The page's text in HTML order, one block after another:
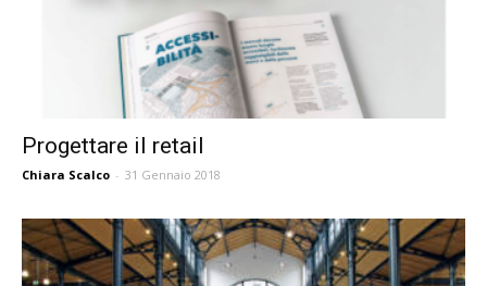
Progettare il retail
Chiara Scalco - 31 Gennaio 2018